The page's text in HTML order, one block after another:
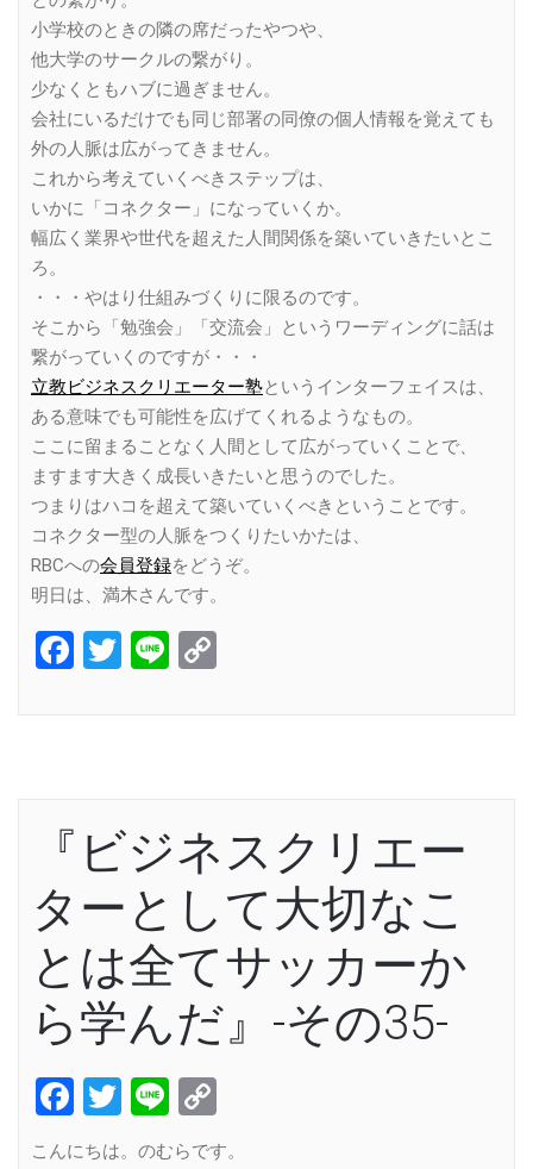
小学校のときの隣の席だったやつや、
他大学のサークルの繋がり。
少なくともハブに過ぎません。
会社にいるだけでも同じ部署の同僚の個人情報を覚えても
外の人脈は広がってきません。
これから考えていくべきステップは、
いかに「コネクター」になっていくか。
幅広く業界や世代を超えた人間関係を築いていきたいとこ
ろ。
・・・やはり仕組みづくりに限るのです。
そこから「勉強会」「交流会」というワーディングに話は
繋がっていくのですが・・・
立教ビジネスクリエーター塾というインターフェイスは、
ある意味でも可能性を広げてくれるようなもの。
ここに留まることなく人間として広がっていくことで、
ますます大きく成長いきたいと思うのでした。
つまりはハコを超えて築いていくべきということです。
コネクター型の人脈をつくりたいかたは、
RBCへの会員登録をどうぞ。
明日は、満木さんです。
Facebook
Twitter
Line
『ビジネスクリエー
ターとして大切なこ
とは全てサッカーか
ら学んだ』-その35-
Facebook
Twitter
Line
Link
こんにちは。のむらです。